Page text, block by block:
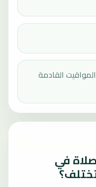
المواقيت القادمة
في